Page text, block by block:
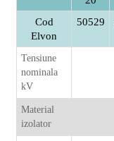
Cod
Elvon
50529
Tensiune
nominala
kV
Material
izolator